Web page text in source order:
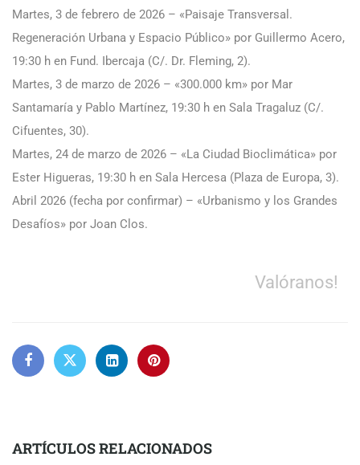
Martes, 3 de febrero de 2026 – «Paisaje Transversal.
Regeneración Urbana y Espacio Público» por Guillermo Acero,
19:30 h en Fund. Ibercaja (C/. Dr. Fleming, 2).​
Martes, 3 de marzo de 2026 – «300.000 km» por Mar
Santamaría y Pablo Martínez, 19:30 h en Sala Tragaluz (C/.
Cifuentes, 30).​
Martes, 24 de marzo de 2026 – «La Ciudad Bioclimática» por
Ester Higueras, 19:30 h en Sala Hercesa (Plaza de Europa, 3).​
Abril 2026 (fecha por confirmar) – «Urbanismo y los Grandes
Desafíos» por Joan Clos.
Valóranos!
ARTÍCULOS RELACIONADOS